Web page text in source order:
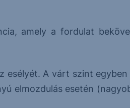
amely a fordulat
esélyét. A várt szint
elmozdulás esetén